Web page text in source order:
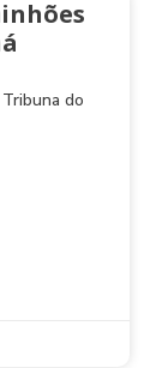
do